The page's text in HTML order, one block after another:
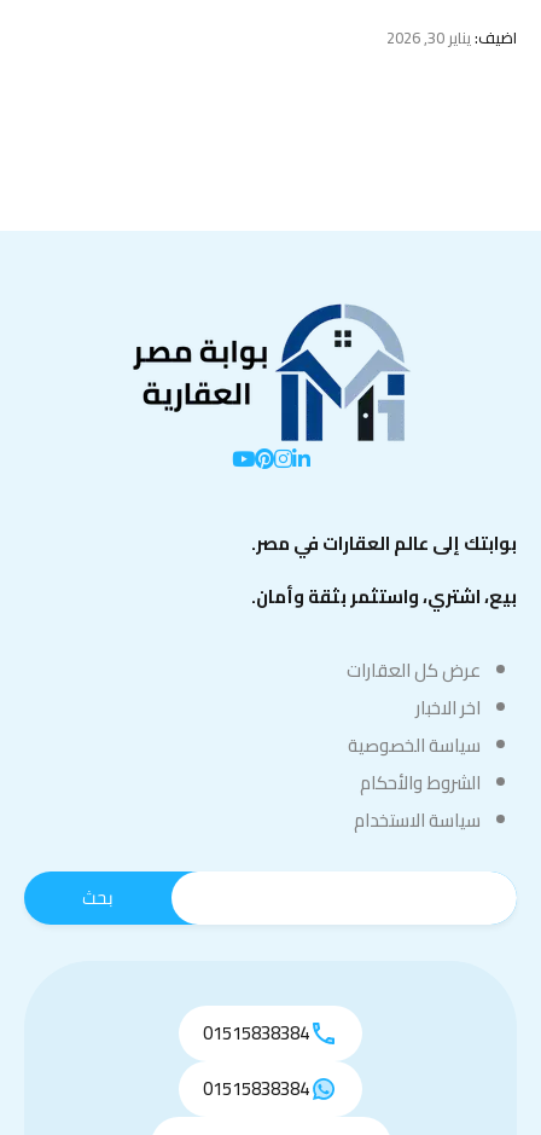
اضيف:يناير 30, 2026
بوابتك إلى عالم العقارات في مصر.
بيع، اشتري، واستثمر بثقة وأمان.
عرض كل العقارات
اخر الاخبار
سياسة الخصوصية
الشروط والأحكام
سياسة الاستخدام
01515838384
01515838384